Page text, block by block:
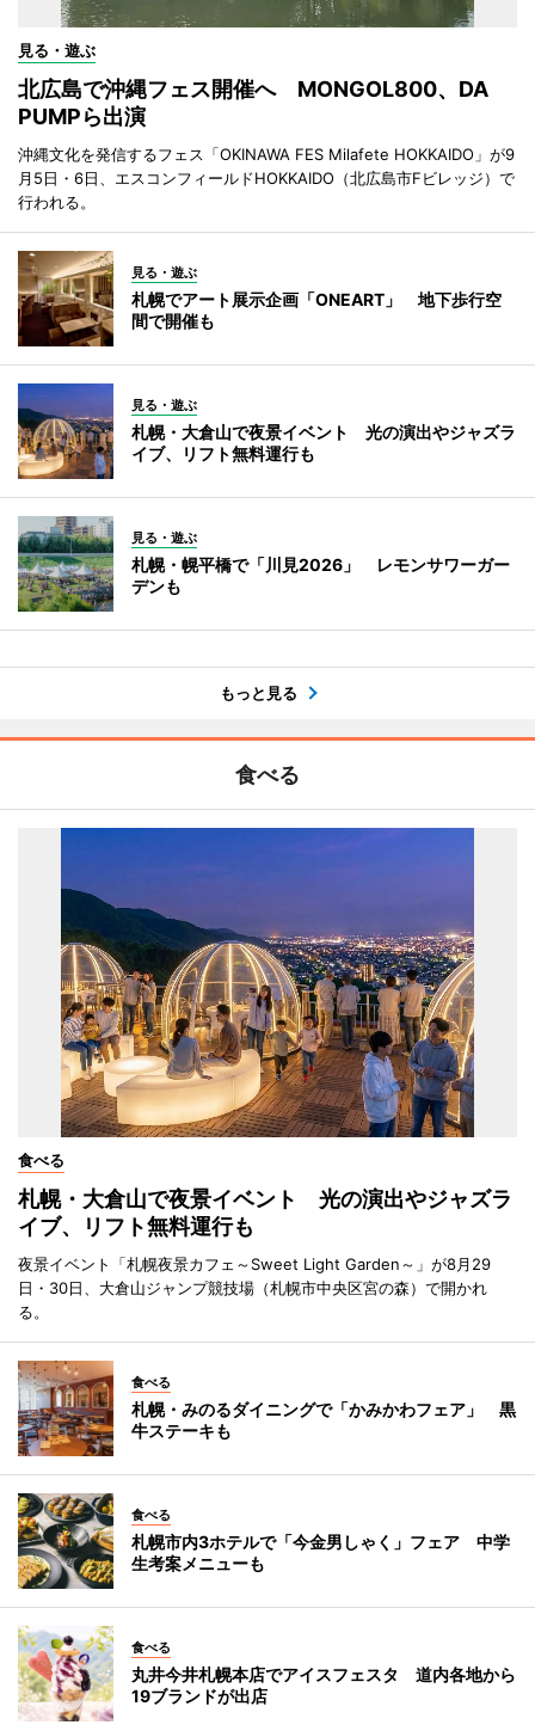
見る・遊ぶ
北広島で沖縄フェス開催へ MONGOL800、DA
PUMPら出演
沖縄文化を発信するフェス「OKINAWA FES Milafete HOKKAIDO」が9
月5日・6日、エスコンフィールドHOKKAIDO（北広島市Fビレッジ）で
行われる。
見る・遊ぶ
札幌でアート展示企画「ONEART」 地下歩行空
間で開催も
見る・遊ぶ
札幌・大倉山で夜景イベント 光の演出やジャズラ
イブ、リフト無料運行も
見る・遊ぶ
札幌・幌平橋で「川見2026」 レモンサワーガー
デンも
もっと見る
食べる
食べる
札幌・大倉山で夜景イベント 光の演出やジャズラ
イブ、リフト無料運行も
夜景イベント「札幌夜景カフェ～Sweet Light Garden～」が8月29
日・30日、大倉山ジャンプ競技場（札幌市中央区宮の森）で開かれ
る。
食べる
札幌・みのるダイニングで「かみかわフェア」 黒
牛ステーキも
食べる
札幌市内3ホテルで「今金男しゃく」フェア 中学
生考案メニューも
食べる
丸井今井札幌本店でアイスフェスタ 道内各地から
19ブランドが出店